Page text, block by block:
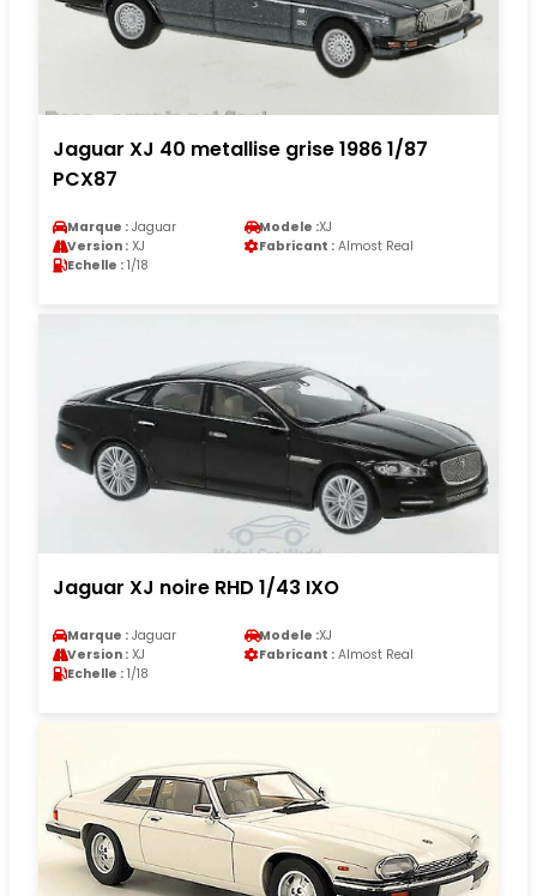
Jaguar XJ 40 metallise grise 1986 1/87
PCX87
Marque : Jaguar Modele :XJ
Version : XJ Fabricant : Almost Real
Echelle : 1/18
Jaguar XJ noire RHD 1/43 IXO
Marque : Jaguar Modele :XJ
Version : XJ Fabricant : Almost Real
Echelle : 1/18